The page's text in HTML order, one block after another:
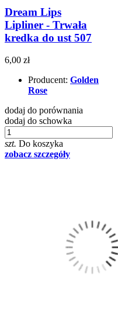
Dream Lips
Lipliner - Trwała
kredka do ust 507
6,00 zł
Producent: Golden
Rose
dodaj do porównania
dodaj do schowka
szt. Do koszyka
zobacz szczegóły